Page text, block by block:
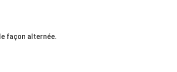
façon alternée.